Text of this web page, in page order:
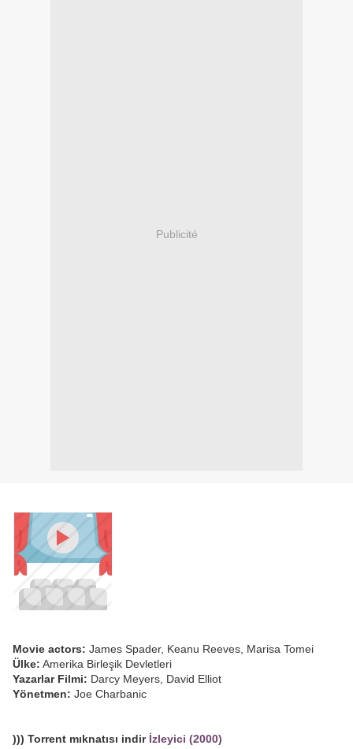
Publicité
Movie actors: James Spader, Keanu Reeves, Marisa Tomei
Ülke: Amerika Birleşik Devletleri
Yazarlar Filmi: Darcy Meyers, David Elliot
Yönetmen: Joe Charbanic
))) Torrent mıknatısı indir İzleyici (2000)